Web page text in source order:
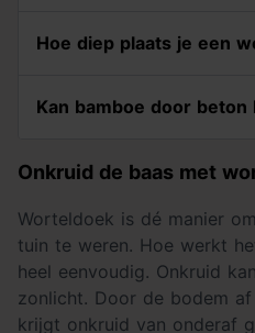
Hoe diep plaats je een
Kan bamboe door beton
Onkruid de baas met
Worteldoek is dé manier
tuin te weren. Hoe werkt
heel eenvoudig. Onkruid
zonlicht. Door de bodem
krijgt onkruid van onderaf